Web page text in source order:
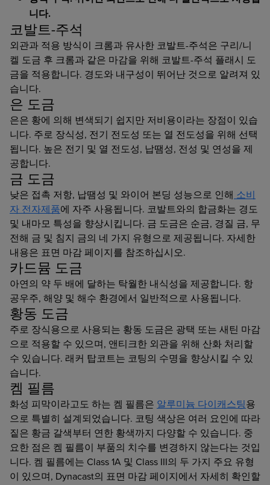
니다.
코발트-주석
외관과 적용 방식이 크롬과 유사한 코발트-주석은 구리/니
켈 도금 후 크롬과 같은 마감을 위해 코발트-주석 플래시 도
금을 적용합니다. 경도와 내구성이 뛰어난 것으로 알려져 있
습니다.
은 도금
은은 황에 의해 변색되기 쉽지만 저비용이라는 장점이 있습
니다. 주로 장식성, 전기 전도성 또는 열 전도성을 위해 선택
됩니다. 높은 전기 및 열 전도성, 납땜성, 전성 및 연성을 제
공합니다.
금 도금
낮은 접촉 저항, 납땜성 및 와이어 본딩 성능으로 인해 소비
자 전자제품에 자주 사용됩니다. 코발트와의 합금화는 경도
및 내마모 특성을 향상시킵니다. 금 도금은 순금, 경질 금, 무
전해 금 및 침지 금의 네 가지 유형으로 제공됩니다. 자세한
내용은 표면 마감 페이지를 참조하십시오.
카드뮴 도금
아연의 약 두 배에 달하는 탁월한 내식성을 제공합니다. 항
공우주, 해양 및 해수 환경에서 일반적으로 사용됩니다.
황동 도금
주로 장식용으로 사용되는 황동 도금은 광택 또는 새틴 마감
으로 적용할 수 있으며, 앤티크한 외관을 위해 산화 처리할
수 있습니다. 래커 탑코트는 코팅의 수명을 향상시킬 수 있
습니다.
켐 필름
화성 피막이라고도 하는 켐 필름은 알루미늄 다이캐스팅용
으로 특별히 설계되었습니다. 코팅 색상은 여러 요인에 따라
짙은 황금 갈색부터 연한 황색까지 다양할 수 있습니다. 중
요한 점은 켐 필름이 부품의 치수를 변경하지 않는다는 것입
니다. 켐 필름에는 Class 1A 및 Class III의 두 가지 주요 유형
이 있으며, Dynacast의 표면 마감 페이지에서 자세히 확인할